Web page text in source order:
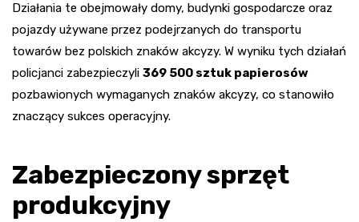
Działania te obejmowały domy, budynki gospodarcze oraz
pojazdy używane przez podejrzanych do transportu
towarów bez polskich znaków akcyzy. W wyniku tych działań
policjanci zabezpieczyli 369 500 sztuk papierosów
pozbawionych wymaganych znaków akcyzy, co stanowiło
znaczący sukces operacyjny.
Zabezpieczony sprzęt
produkcyjny